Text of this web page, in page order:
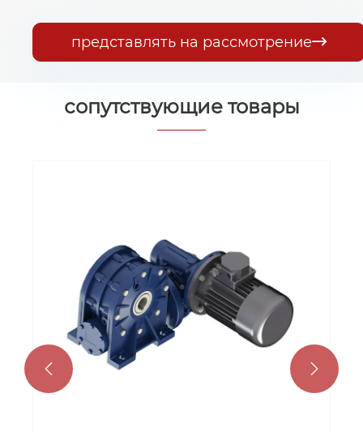
представлять на рассмотрение
сопутствующие товары
 